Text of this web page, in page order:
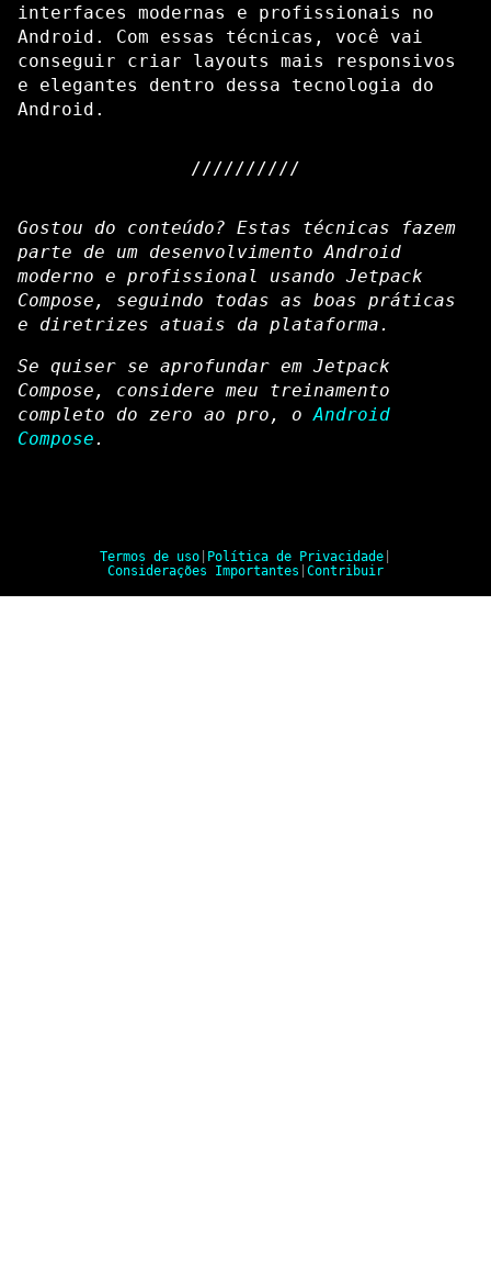
interfaces modernas e profissionais no
Android. Com essas técnicas, você vai
conseguir criar layouts mais responsivos
e elegantes dentro dessa tecnologia do
Android.
Gostou do conteúdo? Estas técnicas fazem
parte de um desenvolvimento Android
moderno e profissional usando Jetpack
Compose, seguindo todas as boas práticas
e diretrizes atuais da plataforma.
Se quiser se aprofundar em Jetpack
Compose, considere meu treinamento
completo do zero ao pro, oAndroid
Compose .
Termos de uso Política de Privacidade
Considerações Importantes Contribuir